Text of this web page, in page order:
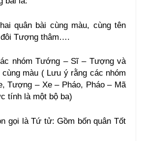
quân bài cùng màu, cùng tên
Tượng thâm….
nhóm Tướng – Sĩ – Tượng và
màu ( Lưu ý rằng các nhóm
Tượng – Xe – Pháo, Pháo – Mã
tính là một bộ ba)
gọi là Tứ tử: Gồm bốn quân Tốt